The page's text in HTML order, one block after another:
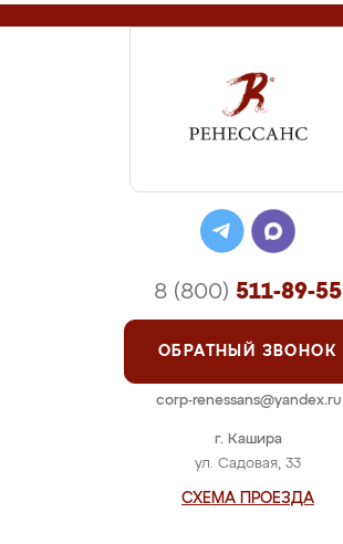
г. Кашира
ул. Садовая, 33
СХЕМА ПРОЕЗДА
8 (800) 511-89-55
ОБРАТНЫЙ ЗВОНОК
corp-renessans@yandex.ru